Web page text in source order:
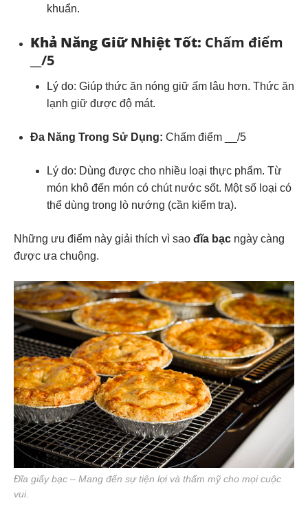
khuẩn.
Khả Năng Giữ Nhiệt Tốt: Chấm điểm
__/5
Lý do: Giúp thức ăn nóng giữ ấm lâu hơn. Thức ăn
lạnh giữ được độ mát.
Đa Năng Trong Sử Dụng: Chấm điểm __/5
Lý do: Dùng được cho nhiều loại thực phẩm. Từ
món khô đến món có chút nước sốt. Một số loại có
thể dùng trong lò nướng (cần kiểm tra).
Những ưu điểm này giải thích vì sao đĩa bạc ngày càng
được ưa chuộng.
Đĩa giấy bạc – Mang đến sự tiện lợi và thẩm mỹ cho mọi cuộc
vui.